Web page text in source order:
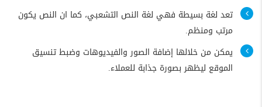
تعد لغة بسيطة فهي لغة النص التشعبي، كما ان النص يكون
مرتب ومنظم.
يمكن من خلالها إضافة الصور والفيديوهات وضبط تنسيق
الموقع ليظهر بصورة جذابة للعملاء.